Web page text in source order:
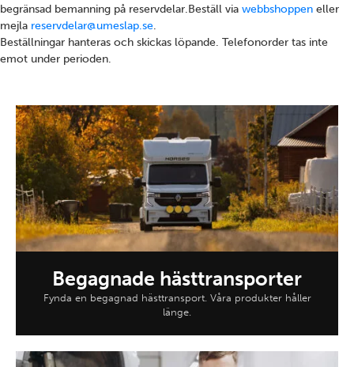
begränsad bemanning på reservdelar.Beställ via webbshoppen eller
mejla reservdelar@umeslap.se.
Beställningar hanteras och skickas löpande. Telefonorder tas inte
emot under perioden.
Begagnade hästtransporter
Fynda en begagnad hästtransport. Våra produkter håller
länge.